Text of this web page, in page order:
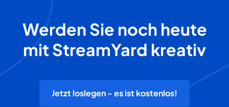
Werden Sie noch heute
mit StreamYard kreativ
Jetzt loslegen - es ist kostenlos!